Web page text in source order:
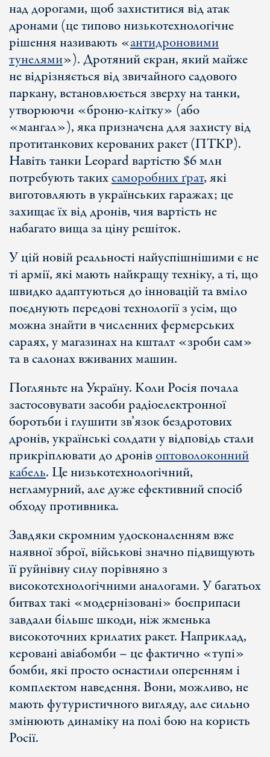
над дорогами, щоб захиститися від атак
дронами (це типово низькотехнологічне
рішення називають «антидроновими
тунелями»). Дротяний екран, який майже
не відрізняється від звичайного садового
паркану, встановлюється зверху на танки,
утворюючи «броню-клітку» (або
«мангал»), яка призначена для захисту від
протитанкових керованих ракет (ПТКР).
Навіть танки Leopard вартістю $6 млн
потребують такихсаморобних ґрат, які
виготовляють в українських гаражах; це
захищає їх від дронів, чия вартість не
набагато вища за ціну решіток.
У цій новій реальності найуспішнішими є не
ті армії, які мають найкращу техніку, а ті, що
швидко адаптуються до інновацій та вміло
поєднують передові технології з усім, що
можна знайти в численних фермерських
сараях, у магазинах на кшталт «зроби сам»
та в салонах вживаних машин.
Погляньте на Україну. Коли Росія почала
застосовувати засоби радіоелектронної
боротьби і глушити зв’язок бездротових
дронів, українські солдати у відповідь стали
прикріплювати до дронівоптоволоконний
кабель. Це низькотехнологічний,
негламурний, але дуже ефективний спосіб
обходу противника.
Завдяки скромним удосконаленням вже
наявної зброї, військові значно підвищують
її руйнівну силу порівняно з
високотехнологічними аналогами. У багатьох
битвах такі «модернізовані» боєприпаси
завдали більше шкоди, ніж жменька
високоточних крилатих ракет. Наприклад,
керовані авіабомби – це фактично «тупі»
бомби, які просто оснастили оперенням і
комплектом наведення. Вони, можливо, не
мають футуристичного вигляду, але сильно
змінюють динаміку на полі бою на користь
Росії.